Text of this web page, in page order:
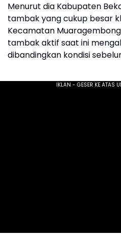
Menurut dia Kabupaten
tambak yang cukup besar
Kecamatan
tambak aktif saat ini
dibandingkan kondisi